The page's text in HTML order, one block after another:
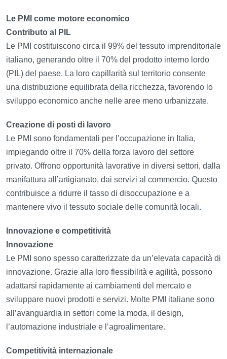
Le PMI come motore economico
Contributo al PIL
Le PMI costituiscono circa il 99% del tessuto imprenditoriale
italiano, generando oltre il 70% del prodotto interno lordo
(PIL) del paese. La loro capillarità sul territorio consente
una distribuzione equilibrata della ricchezza, favorendo lo
sviluppo economico anche nelle aree meno urbanizzate.
Creazione di posti di lavoro
Le PMI sono fondamentali per l’occupazione in Italia,
impiegando oltre il 70% della forza lavoro del settore
privato. Offrono opportunità lavorative in diversi settori, dalla
manifattura all’artigianato, dai servizi al commercio. Questo
contribuisce a ridurre il tasso di disoccupazione e a
mantenere vivo il tessuto sociale delle comunità locali.
Innovazione e competitività
Innovazione
Le PMI sono spesso caratterizzate da un’elevata capacità di
innovazione. Grazie alla loro flessibilità e agilità, possono
adattarsi rapidamente ai cambiamenti del mercato e
sviluppare nuovi prodotti e servizi. Molte PMI italiane sono
all’avanguardia in settori come la moda, il design,
l’automazione industriale e l’agroalimentare.
Competitività internazionale